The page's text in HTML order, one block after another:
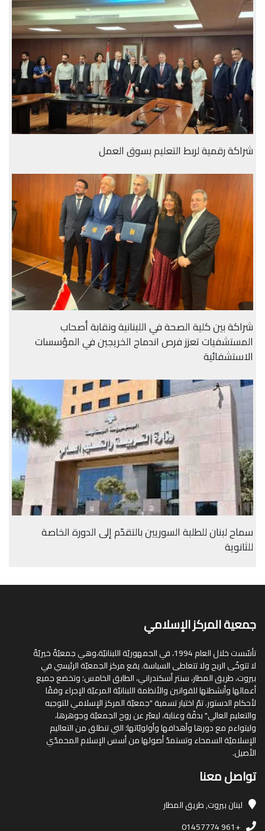
شراكة رقمية لربط التعليم بسوق العمل
شراكة بين كلية الصحة في اللبنانية ونقابة أصحاب
المستشفيات تعزز فرص اندماج الخريجين في المؤسسات
الاستشفائية
سماح لبنان للطلبة السوريين بالتقدّم إلى الدورة الخاصة
للثانوية
جمعية المركز الإسلامي
تأسّست خلال العام 1994، في الجمهوريّة اللبنانيّة،وهي جمعيّةٌ خيريّةٌ
لا تتوخّى الربح ولا تتعاطى السياسة. يقع مركز الجمعيّة الرئيسي في
بيروت، طريق المطار، سنتر أسكندراني، الطابق الخامس؛ وتخضع جميع
أعمالها وأنشطتها للقوانين والأنظمة اللبنانيّة المرعيّة الإجراء وفقًا
لأحكام الدستور. تمّ اختيار تسمية "جمعيّة المركز الإسلامي للتوجيه
والتعليم العالي" بدقّة وعناية، ليعبّر عن روح الجمعيّة وجوهرها،
وليتواءم مع دورها وأهدافها وأولويّاتها؛ التي تنطلق من التعاليم
الإسلاميّة السمحاء وتستمدّ أصولها من أسس الإسلام المحمدّي
الأصيل.
تواصل معنا
لبنانبيروت, طريق المطار
+961 01457774